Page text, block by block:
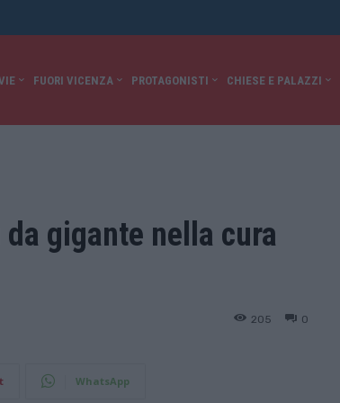
FUORI VICENZA PROTAGONISTI CHIESE E PALAZZI
gigante nella cura
0
205
WhatsApp